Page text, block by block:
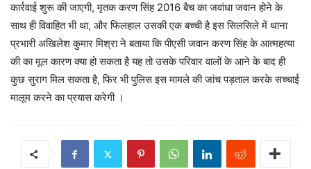
कार्रवाई शुरू की जाएगी, मृतक करण सिंह 2016 बैच का जवांधा जवान होने के
साथ ही विवाहित भी था, और फिलहाल उसकी एक बच्ची है इस सिलसिले में थाना
प्रभारी अखिलेश कुमार मिश्रा ने बताया कि पीएसी जवान करण सिंह के आत्महत्या
की का मूल कारण क्या हो सकता है यह तो उसके परिवार वालों के आने के बाद ही
कुछ सुराग मिल सकता है, फिर भी पुलिस इस मामले की जांच पड़ताल करके सच्चाई
मालूम करने का प्रयास करेगी ।